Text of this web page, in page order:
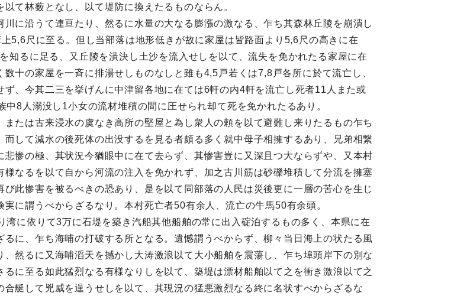
て林薮となし、以て堤防に換えたるものならん。
に沿うて連亘たり、然るに水量の大なる膨漲の激なる、乍ち其森林丘陵を崩潰し
5,6尺に至る。但し当部落は地形低きが故に家屋は皆路面より5,6尺の高きに在
知るに足る、又丘陵を潰決し土沙を流入せしを以て、流失を免かれたる家屋に在
十の家屋を一斉に排湯せしものなしと雖も4,5戸若くは7,8戸各所に於て流亡し、
、今其二三を挙げんに中津留各地に在ては6軒の内4軒を流亡し死者11人また或
8人溺没し1小女の流材堆積の間に圧せられ却て死を免かれたるあり。
たは古来浸水の虞なき高所の堅屋と為し衆人の頼を以て避難し来りたるもの乍ち
して減水の後死体の出没するを見る者頗る多く就中母子相擁するあり、兄弟相繋
惨の極、其状況今猶眼中に在て去らず、其惨害豈に又深且つ大ならずや、又本村
なるを以て自から河流の注入を免かれず、加之古川筋は砂礫堆積して分流を擁塞
此惨害を被るべきの恐あり、是を以て同部落の人民は災後更に一層の苦心を生じ
に謂うべからざるなり。本村死亡者50有余人、流亡の牛馬50有余頭。
に依りて3万に石堤を築き汽船其他船舶の常に出入碇泊するもの多く、本県に在
に、乍ち海哺の打破する所となる。遺憾謂うべからず、柳々当日海上の状たる風
然るに又海哺滔天を撼かし大涛激浪以て大小船舶を震蕩し、乍ち埠頭岸下の別な
に至る如此猛烈なる有様なりしを以て、築堤は漂材船舶以て之を衝き激浪以て之
艇して兇威を逞うせしを以て、其現況の猛悪激烈なる終に名状すべからざるな